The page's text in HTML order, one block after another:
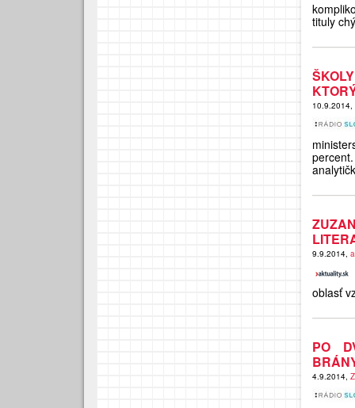
tituly
10.9.2014,
9.9.2014,
oblasť
PO
4.9.2014,